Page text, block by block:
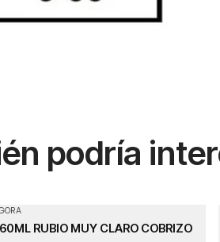
podría
RUBIO MUY CLARO COBRIZO